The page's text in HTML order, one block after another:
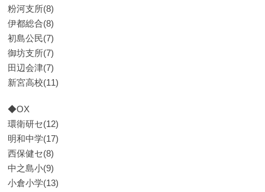
粉河支所(8)
伊都総合(8)
初島公民(7)
御坊支所(7)
田辺会津(7)
新宮高校(11)
◆OX
環衛研セ(12)
明和中学(17)
西保健セ(8)
中之島小(9)
小倉小学(13)